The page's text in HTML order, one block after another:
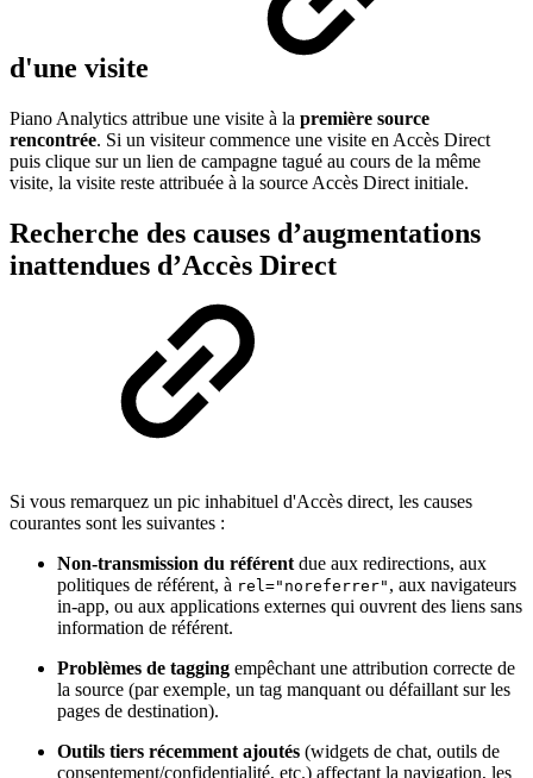
d'une visite
Piano Analytics attribue une visite à la première source
rencontrée. Si un visiteur commence une visite en Accès Direct
puis clique sur un lien de campagne tagué au cours de la même
visite, la visite reste attribuée à la source Accès Direct initiale.
Recherche des causes d’augmentations
inattendues d’Accès Direct
Si vous remarquez un pic inhabituel d'Accès direct, les causes
courantes sont les suivantes :
Non-transmission du référent due aux redirections, aux
politiques de référent, à rel="noreferrer" , aux navigateurs
in-app, ou aux applications externes qui ouvrent des liens sans
information de référent.
Problèmes de tagging empêchant une attribution correcte de
la source (par exemple, un tag manquant ou défaillant sur les
pages de destination).
Outils tiers récemment ajoutés (widgets de chat, outils de
consentement/confidentialité, etc.) affectant la navigation, les